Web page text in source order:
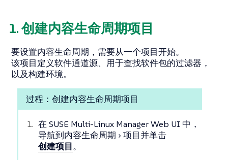
1. 创建内容生命周期项目
要设置内容生命周期，需要从一个项目开始。
该项目定义软件通道源、用于查找软件包的过滤器，
以及构建环境。
过程：创建内容生命周期项目
在 SUSE Multi-Linux Manager Web UI 中，
导航到内容生命周期 项目并单击
创建项目。